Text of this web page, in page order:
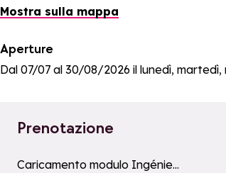
Mostra sulla mappa
Aperture
Dal 07/07 al 30/08/2026 il lunedì,
Prenotazione
a11y_module_ingenie_texte
Caricamento modulo Ingénie...